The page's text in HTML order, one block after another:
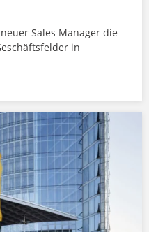
Sales Manager die
in